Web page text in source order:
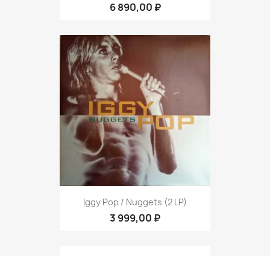
6 890,00 ₽
Iggy Pop ‎/ Nuggets (2 LP)
3 999,00 ₽